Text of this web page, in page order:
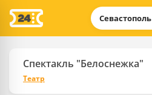
Севастополь
Спектакль "Белоснежка"
Театр